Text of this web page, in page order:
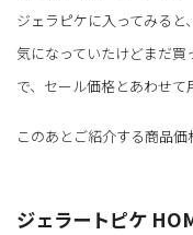
ジェラピケに入ってみると
気になっていたけどまだ
で、セール価格とあわせて
このあとご紹介する商品価
ジェラートピケ